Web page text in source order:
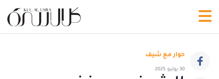
حوار مع شيف
30 يوليو 2025